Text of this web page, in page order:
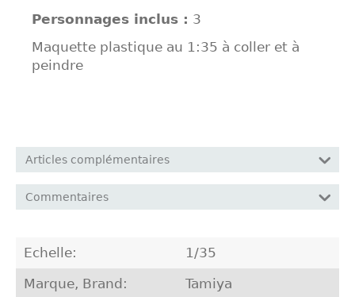
Personnages inclus : 3
Maquette plastique au 1:35 à coller et à
peindre
Articles complémentaires
Commentaires
Echelle: 1/35
Marque, Brand: Tamiya